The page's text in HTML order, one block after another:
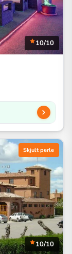
10/10
Skjult perle
10/10